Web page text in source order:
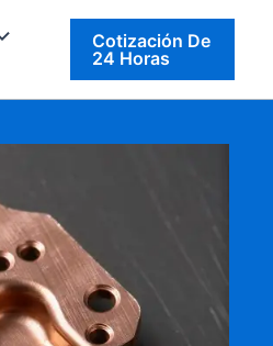
Cotización De
24 Horas